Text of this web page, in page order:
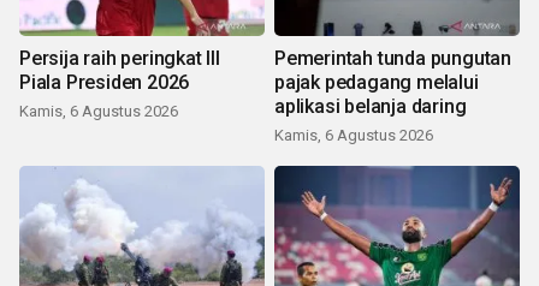
Persija raih peringkat III
Piala Presiden 2026
Kamis, 6 Agustus 2026
Pemerintah tunda pungutan
pajak pedagang melalui
aplikasi belanja daring
Kamis, 6 Agustus 2026